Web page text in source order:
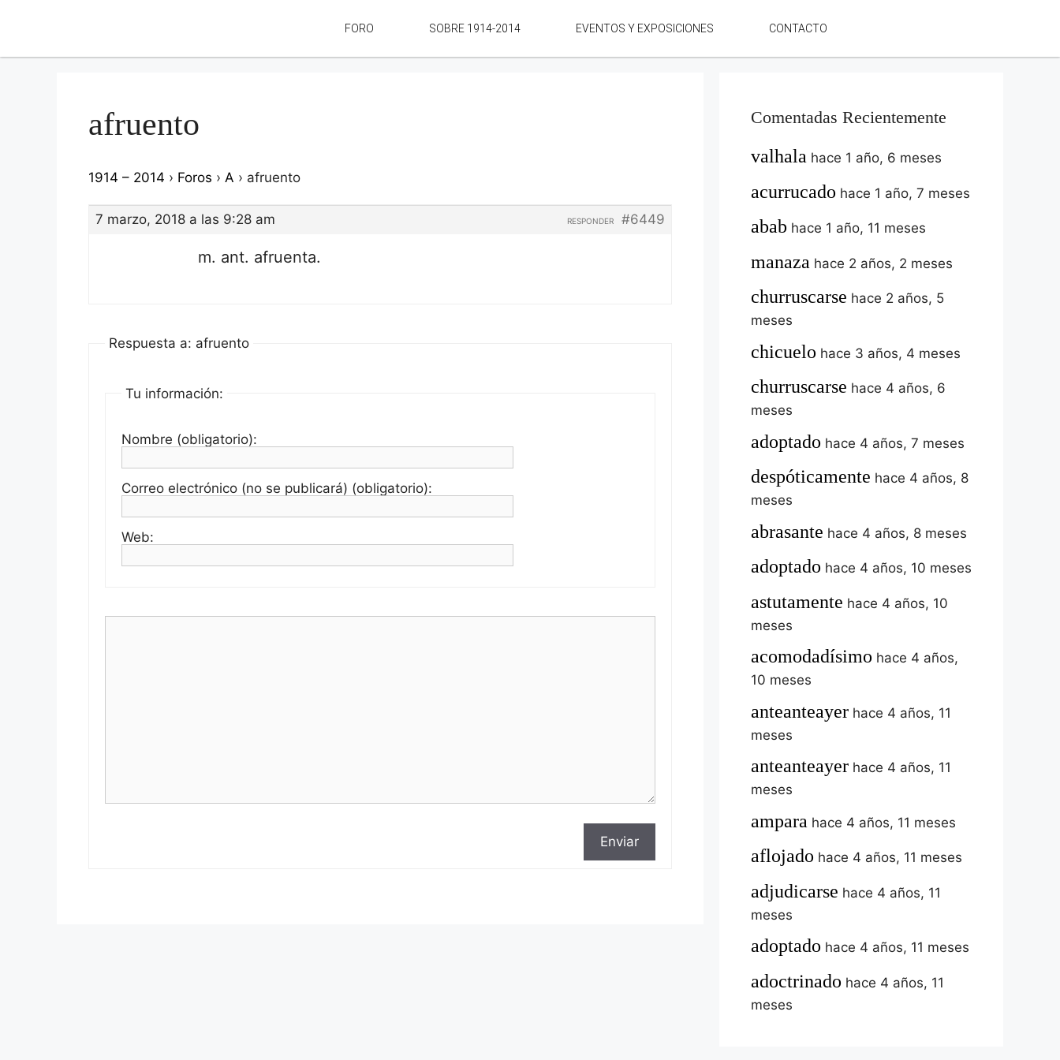
FORO SOBRE 1914-2014 EVENTOS Y EXPOSICIONES CONTACTO
afruento
1914 – 2014 › Foros › A › afruento
7 marzo, 2018 a las 9:28 am #6449
RESPONDER
m. ant. afruenta.
Respuesta a: afruento
Tu información:
Nombre (obligatorio):
Correo electrónico (no se publicará) (obligatorio):
Web:
Enviar
Comentadas Recientemente
valhala hace 1 año, 6 meses
acurrucado hace 1 año, 7 meses
abab hace 1 año, 11 meses
manaza hace 2 años, 2 meses
churruscarse hace 2 años, 5
meses
chicuelo hace 3 años, 4 meses
churruscarse hace 4 años, 6
meses
adoptado hace 4 años, 7 meses
despóticamente hace 4 años, 8
meses
abrasante hace 4 años, 8 meses
adoptado hace 4 años, 10 meses
astutamente hace 4 años, 10
meses
acomodadísimo hace 4 años,
10 meses
anteanteayer hace 4 años, 11
meses
anteanteayer hace 4 años, 11
meses
ampara hace 4 años, 11 meses
aflojado hace 4 años, 11 meses
adjudicarse hace 4 años, 11
meses
adoptado hace 4 años, 11 meses
adoctrinado hace 4 años, 11
meses